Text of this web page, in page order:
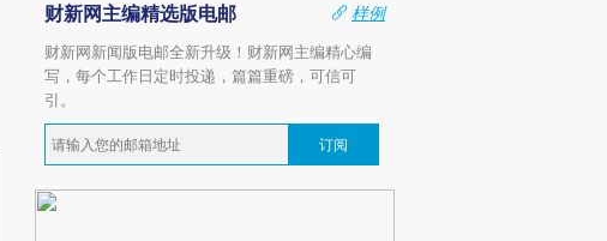
财新网主编精选版电邮
样例
财新网新闻版电邮全新升级！财新网主编精心编
写，每个工作日定时投递，篇篇重磅，可信可
引。
订阅